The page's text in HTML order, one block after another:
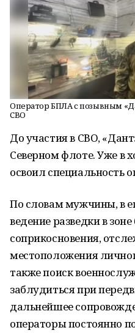
Оператор БПЛА с позывным
СВО
До участия в СВО,
Северном флоте. Уже в
освоил специальность
По словам мужчины, в
ведение разведки в зоне
соприкосновения,
местоположения
также поиск
заблудиться при
дальнейшее
операторы постоянно